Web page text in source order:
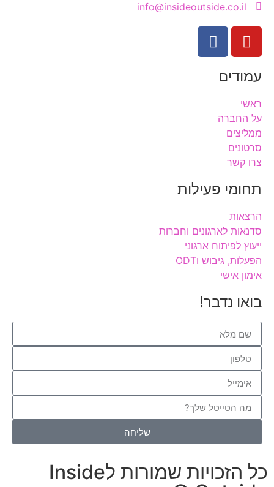
info@insideoutside.co.il
עמודים
ראשי
על החברה
ממליצים
סרטונים
צרו קשר
תחומי פעילות
הרצאות
סדנאות לארגונים וחברות
ייעוץ לפיתוח ארגוני
הפעלות, גיבוש וODT
אימון אישי
בואו נדבר!
שליחה
כל הזכויות שמורות לInside